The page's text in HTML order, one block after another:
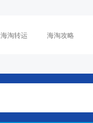
海淘转运 海淘攻略